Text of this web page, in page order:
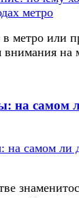
в метро или
внимания на
на самом